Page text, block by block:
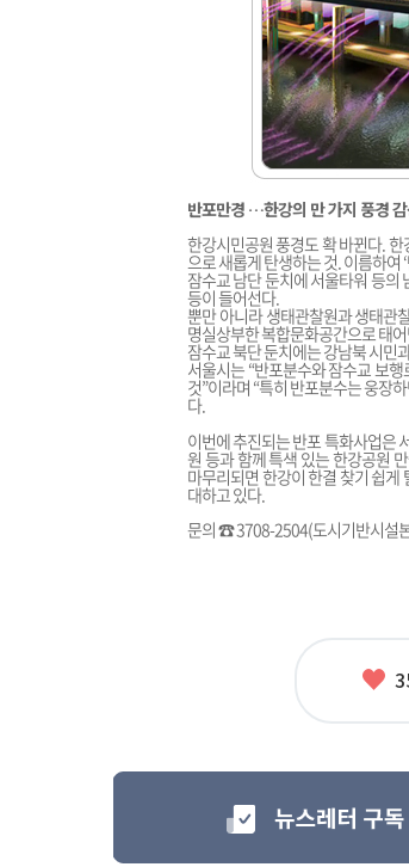
반포만경 …한강의 만 가지 풍경
한강시민공원 풍경도 확 바뀐다.
으로 새롭게 탄생하는 것. 이름하여
잠수교 남단 둔치에 서울타워 등의
등이 들어선다.
뿐만 아니라 생태관찰원과 생태관
명실상부한 복합문화공간으로 태
잠수교 북단 둔치에는 강남북 시민
서울시는 “반포분수와 잠수교 보
것”이라며 “특히 반포분수는 웅장
다.
이번에 추진되는 반포 특화사업은
원 등과 함께 특색 있는 한강공원
마무리되면 한강이 한결 찾기 쉽
대하고 있다.
문의 ☎ 3708-2504(도시기반시설